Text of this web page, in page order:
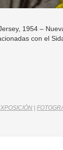
1954 –
con el